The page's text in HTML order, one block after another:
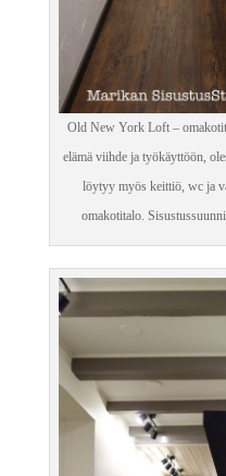
Old New York Loft –
elämä viihde ja työkäyttöön,
löytyy myös keittiö, wc ja
omakotitalo.